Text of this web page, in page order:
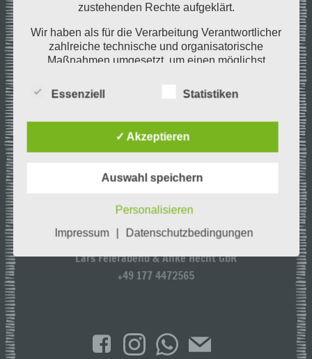
KONTAKT
Conlocapasion
Lars Feierabend & Anke Hecht GbR
+49 177 4472565
zustehenden Rechte aufgeklärt.
Wir haben als für die Verarbeitung Verantwortlicher
zahlreiche technische und organisatorische
Maßnahmen umgesetzt, um einen möglichst
verarbeiteten personenbezogenen Daten
sicherzustellen. Dennoch können Internetbasierte
Sicherheitslücken aufweisen, sodass ein absoluter
Schutz nicht gewährleistet werden kann. Aus
frei, personenbezogene Daten auch auf
alternativen Wegen, beispielsweise telefonisch, an
Die Datenschutzerklärung beruht auf den
Begrifflichkeiten, die durch den Europäischen
Richtlinien- und Verordnungsgeber beim Erlass
unsere Kunden und Geschäftspartner einfach
lesbar und verständlich sein. Um dies zu
gewährleisten, möchten wir vorab die verwendeten
Essenziell Statistiken
✓ Akzeptieren
Auswahl speichern
Personalisieren
Impressum
| Datenschutzbedingungen